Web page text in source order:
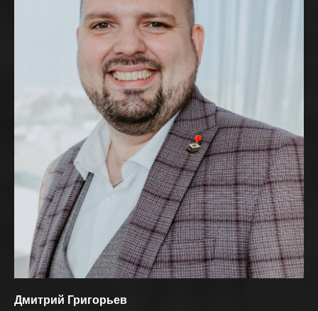
Дмитрий Григорьев